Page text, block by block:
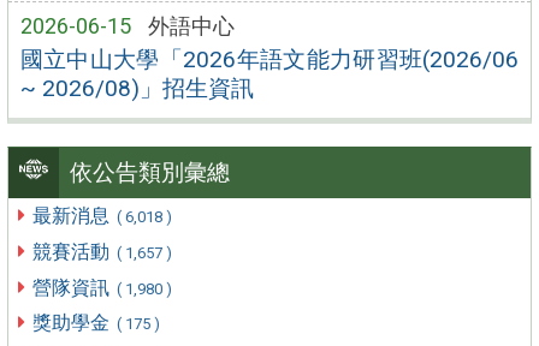
2026-06-15 外語中心
國立中山大學「2026年語文能力研習班(2026/06
~ 2026/08)」招生資訊
依公告類別彙總
最新消息 ( 6,018 )
競賽活動 ( 1,657 )
營隊資訊 ( 1,980 )
獎助學金 ( 175 )